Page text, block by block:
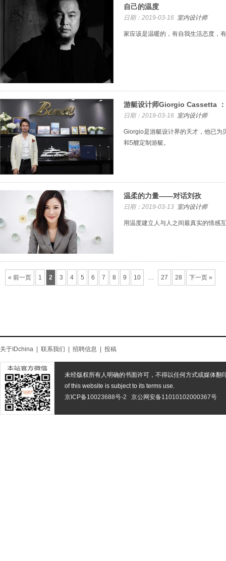
自己的温度
日期：2019-03-16 室内设计师
家应该是温暖的，有自我生活态度，
游艇设计师Giorgio Cassetta
日期：2019-03-16 室内设计师
Giorgio是游艇设计界的天才，他已为
和5艘定制游艇。
温柔的力量——对话刘孜
日期：2019-03-13 室内设计师
用温度建立人与人之间最真实的情感
« 前一页 1 2 3 4 5 6 7 8 9 10 … 27 28 下一页 »
关于IDchina 联系我们 招聘信息 投稿
未经版权所有人明确的书面许可，不得以任何方式或媒体翻
of this website is subject to its terms use.
京ICP备10023688号-2
京公网安备11010102000367号